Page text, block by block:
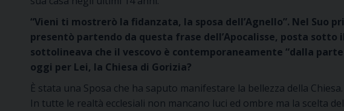
“Vieni ti mostrerò la fidanzata, la sposa dell’Agnello”. Nel Suo
presentò partendo da questa frase dell’Apocalisse, posta sotto
sottolineava che il vescovo è contemporaneamente “dalla parte
oggi per Lei, la Chiesa di Gorizia?
È stata una Sposa che ha saputo manifestare la bellezza della Chiesa.
In tutte le realtà ecclesiali non mancano luci ed ombre ma la scelta